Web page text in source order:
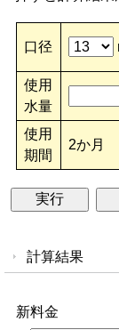
口径
使用
水量
使用
期間
2か月
計算結果
新料金